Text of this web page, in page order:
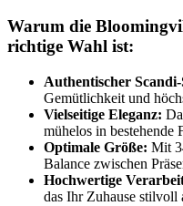
Warum die
richtige Wahl ist:
Authentischer
Gemütlichkeit und
Vielseitige Eleganz:
mühelos in bestehende
Optimale Größe: Mit
Balance zwischen
Hochwertige
das Ihr Zuhause stilvoll